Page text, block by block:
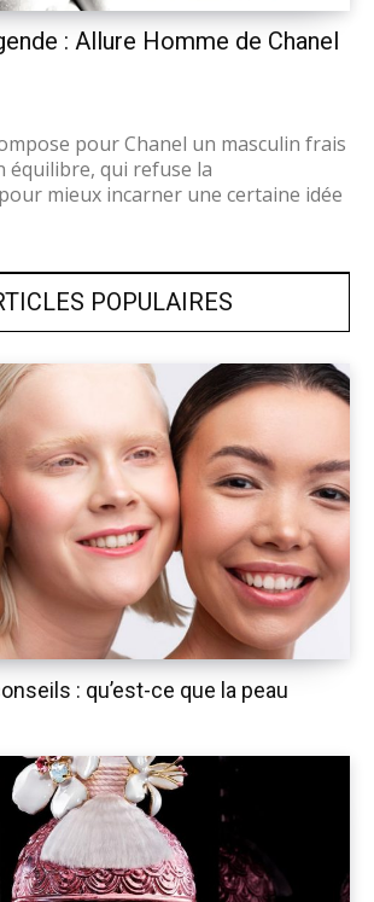
: Allure Homme de Chanel
pour Chanel un masculin frais
équilibre, qui refuse la
mieux incarner une certaine idée
POPULAIRES
: qu’est-ce que la peau